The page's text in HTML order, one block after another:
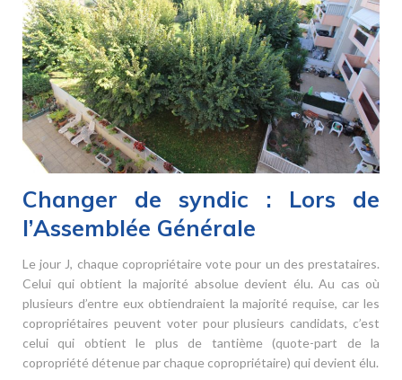
Changer de syndic : Lors de
l’Assemblée Générale
Le jour J, chaque copropriétaire vote pour un des prestataires.
Celui qui obtient la majorité absolue devient élu. Au cas où
plusieurs d’entre eux obtiendraient la majorité requise, car les
copropriétaires peuvent voter pour plusieurs candidats, c’est
celui qui obtient le plus de tantième (quote-part de la
copropriété détenue par chaque copropriétaire) qui devient élu.